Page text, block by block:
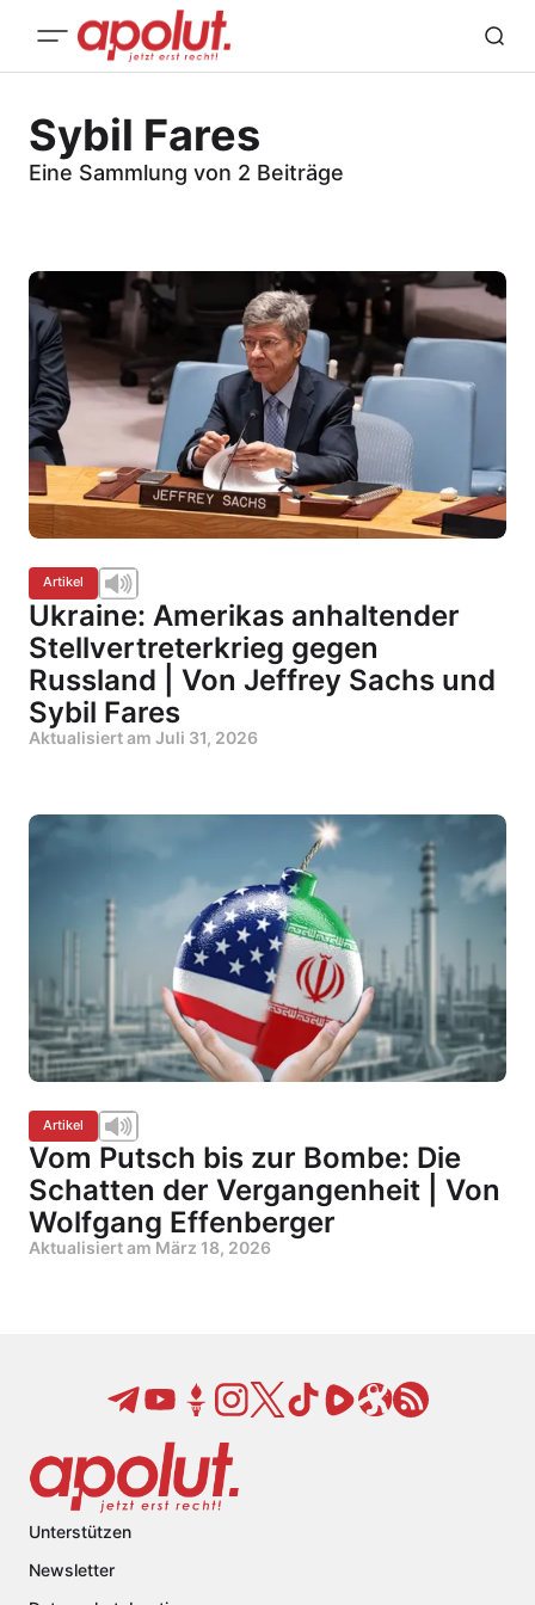
Sybil Fares
Eine Sammlung von 2 Beiträge
Artikel
Ukraine: Amerikas anhaltender
Stellvertreterkrieg gegen
Russland | Von Jeffrey Sachs und
Sybil Fares
Aktualisiert am Juli 31, 2026
Artikel
Vom Putsch bis zur Bombe: Die
Schatten der Vergangenheit | Von
Wolfgang Effenberger
Aktualisiert am März 18, 2026
Unterstützen
Newsletter